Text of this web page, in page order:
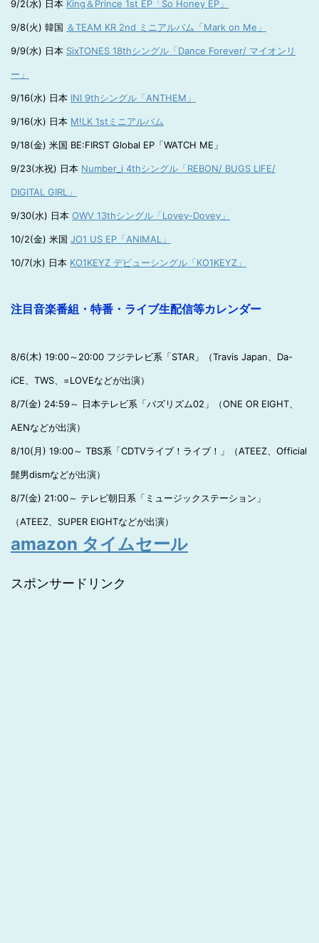
9/2(水) 日本 King＆Prince 1st EP「So Honey EP」
9/8(火) 韓国 ＆TEAM KR 2nd ミニアルバム「Mark on Me」
9/9(水) 日本 SixTONES 18thシングル「Dance Forever/ マイオンリ
ー」
9/16(水) 日本 INI 9thシングル「ANTHEM」
9/16(水) 日本 M!LK 1stミニアルバム
9/18(金) 米国 BE:FIRST Global EP「WATCH ME」
9/23(水祝) 日本 Number_i 4thシングル「REBON/ BUGS LIFE/
DIGITAL GIRL」
9/30(水) 日本 OWV 13thシングル「Lovey-Dovey」
10/2(金) 米国 JO1 US EP「ANIMAL」
10/7(水) 日本 KO1KEYZ デビューシングル「KO1KEYZ」
注目音楽番組・特番・ライブ生配信等カレンダー
8/6(木) 19:00～20:00 フジテレビ系「STAR」（Travis Japan、Da-
iCE、TWS、=LOVEなどが出演）
8/7(金) 24:59～ 日本テレビ系「バズリズム02」（ONE OR EIGHT、
AENなどが出演）
8/10(月) 19:00～ TBS系「CDTVライブ！ライブ！」（ATEEZ、Official
髭男dismなどが出演）
8/7(金) 21:00～ テレビ朝日系「ミュージックステーション」
（ATEEZ、SUPER EIGHTなどが出演）
amazon タイムセール
スポンサードリンク